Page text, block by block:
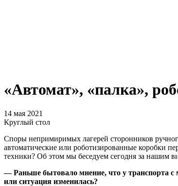
«Автомат», «палка»,
14 мая 2021
Круглый стол
Споры непримиримых лагерей сторонников
автоматические или роботизированные коробки
техники? Об этом мы беседуем сегодня за нашим
— Раньше бытовало мнение, что у транспорта с
или ситуация изменилась?